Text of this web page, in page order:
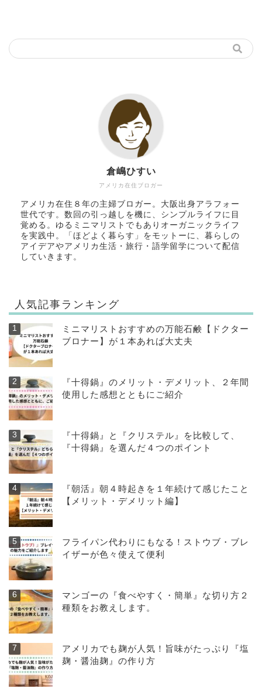
アメリカ在住ブロガー
倉嶋ひすい
アメリカ在住８年の主婦ブロガー。大阪出身アラフォー
世代です。数回の引っ越しを機に、シンプルライフに目
覚める。ゆるミニマリストでもありオーガニックライフ
を実践中。「ほどよく暮らす」をモットーに、暮らしの
アイデアやアメリカ生活・旅行・語学留学について配信
していきます。
人気記事ランキング
ミニマリストおすすめの万能石鹸【ドクター
ブロナー】が１本あれば大丈夫
『十得鍋』のメリット・デメリット、２年間
使用した感想とともにご紹介
『十得鍋』と『クリステル』を比較して、
『十得鍋』を選んだ４つのポイント
『朝活』朝４時起きを１年続けて感じたこと
【メリット・デメリット編】
フライパン代わりにもなる！ストウブ・ブレ
イザーが色々使えて便利
マンゴーの『食べやすく・簡単』な切り方２
種類をお教えします。
アメリカでも麹が人気！旨味がたっぷり『塩
麹・醤油麹』の作り方